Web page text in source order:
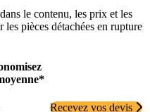
le contenu, les prix et les
pièces détachées en rupture
Recevez vos devis